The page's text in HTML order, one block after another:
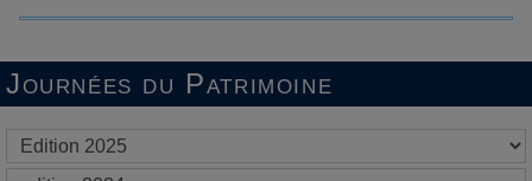
Journées du Patrimoine